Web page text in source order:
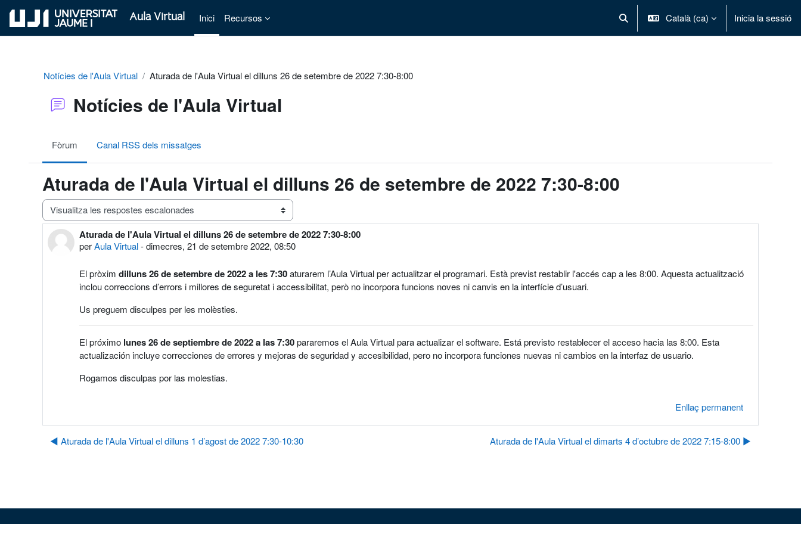
Aula Virtual Inici Recursos Commuta l'entrada de la cerca
Català ‎(ca)‎ Inicia la sessió
Notícies de l'Aula Virtual Aturada de l'Aula Virtual el dilluns 26 de setembre de 2022 7:30-8:00
Notícies de l'Aula Virtual
Fòrum Canal RSS dels missatges
Aturada de l'Aula Virtual el dilluns 26 de setembre de 2022 7:30-8:00
Mode de visualització
Aturada de l'Aula Virtual el dilluns 26 de setembre de 2022 7:30-8:00
perAula Virtual-dimecres, 21 de setembre 2022, 08:50
Nombre de respostes: 0
El pròxim dilluns 26 de setembre de 2022 a les 7:30aturarem l’Aula Virtual per actualitzar el programari. Està previst restablir l'accés cap a les 8:00. Aquesta actualització
inclou correccions d’errors i millores de seguretat i accessibilitat, però no incorpora funcions noves ni canvis en la interfície d’usuari.
Us preguem disculpes per les molèsties.
El próximo lunes 26 de septiembre de 2022 a las 7:30pararemos el Aula Virtual para actualizar el software. Está previsto restablecer el acceso hacia las 8:00. Esta
actualización incluye correcciones de errores y mejoras de seguridad y accesibilidad, pero no incorpora funciones nuevas ni cambios en la interfaz de usuario.
Rogamos disculpas por las molestias.
Enllaç permanent
◀︎ Aturada de l'Aula Virtual el dilluns 1 d’agost de 2022 7:30-10:30 Aturada de l'Aula Virtual el dimarts 4 d’octubre de 2022 7:15-8:00 ▶︎